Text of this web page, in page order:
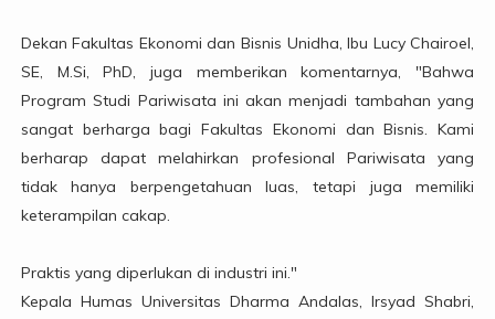
Dekan Fakultas Ekonomi dan Bisnis Unidha, Ibu Lucy Chairoel,
SE, M.Si, PhD, juga memberikan komentarnya, "Bahwa
Program Studi Pariwisata ini akan menjadi tambahan yang
sangat berharga bagi Fakultas Ekonomi dan Bisnis. Kami
berharap dapat melahirkan profesional Pariwisata yang
tidak hanya berpengetahuan luas, tetapi juga memiliki
keterampilan cakap.
Praktis yang diperlukan di industri ini."
Kepala Humas Universitas Dharma Andalas, Irsyad Shabri,